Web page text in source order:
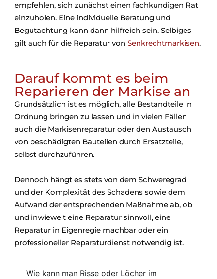
empfehlen, sich zunächst einen fachkundigen Rat
einzuholen. Eine individuelle Beratung und
Begutachtung kann dann hilfreich sein. Selbiges
gilt auch für die Reparatur von Senkrechtmarkisen.
Darauf kommt es beim
Reparieren der Markise an
Grundsätzlich ist es möglich, alle Bestandteile in
Ordnung bringen zu lassen und in vielen Fällen
auch die Markisenreparatur oder den Austausch
von beschädigten Bauteilen durch Ersatzteile,
selbst durchzuführen.
Dennoch hängt es stets von dem Schweregrad
und der Komplexität des Schadens sowie dem
Aufwand der entsprechenden Maßnahme ab, ob
und inwieweit eine Reparatur sinnvoll, eine
Reparatur in Eigenregie machbar oder ein
professioneller Reparaturdienst notwendig ist.
Wie kann man Risse oder Löcher im